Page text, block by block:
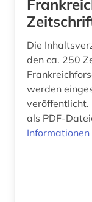
Die
den ca. 250
werden
veröffentlicht.
als PDF-
Informationen